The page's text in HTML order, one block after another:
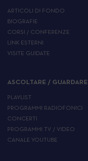
ARTICOLI DI FONDO
BIOGRAFIE
CORSI / CONFERENZE
LINK ESTERNI
VISITE GUIDATE
ASCOLTARE / GUARDARE
PLAYLIST
PROGRAMMI RADIOFONICI
CONCERTI
PROGRAMMI TV / VIDEO
CANALE YOUTUBE